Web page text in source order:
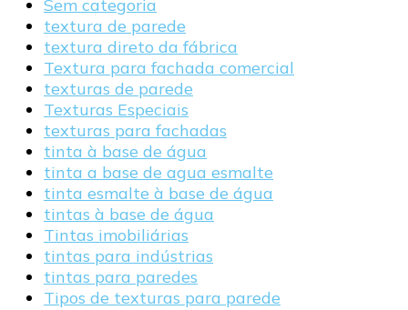
Sem categoria
textura de parede
textura direto da fábrica
Textura para fachada comercial
texturas de parede
Texturas Especiais
texturas para fachadas
tinta à base de água
tinta a base de agua esmalte
tinta esmalte à base de água
tintas à base de água
Tintas imobiliárias
tintas para indústrias
tintas para paredes
Tipos de texturas para parede